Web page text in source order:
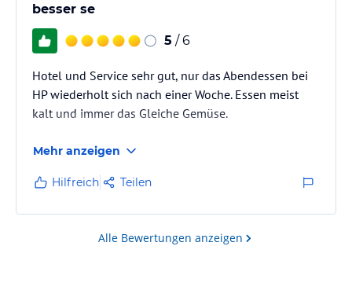
besser se
5 / 6
Hotel und Service sehr gut, nur das Abendessen bei
HP wiederholt sich nach einer Woche. Essen meist
kalt und immer das Gleiche Gemüse.
Mehr anzeigen
Hilfreich Teilen
Alle Bewertungen anzeigen